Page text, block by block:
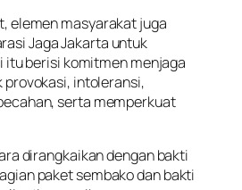
elemen masyarakat juga
Jaga Jakarta untuk
itu berisi komitmen menjaga
intoleransi,
serta memperkuat
dirangkaikan dengan bakti
paket sembako dan bakti